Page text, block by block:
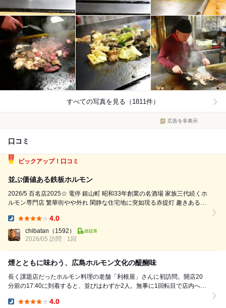
すべての写真を見る（1811件）
広告を非表示
口コミ
ピックアップ！口コミ
並ぶ価値ある鉄板ホルモン
2026/5 百名店2025☆ 電停 銀山町 昭和33年創業の名酒場 家族三代続くホ
ルモン専門店 繁華街やや外れ 閑静な住宅地に突如現る赤提灯 趣きある佇
人気店 待ち覚悟で伺うも並びなくす...
4.0
chibatan （1592）
2026/05 訪問
1回
煙とともに味わう、広島ホルモン文化の醍醐味
長く課題店だったホルモン料理の老舗「利根屋」さんに初訪問。開店20
分前の17:40に到着すると、並びはわずか2人。無事に1回転目で店内へ。
4.0